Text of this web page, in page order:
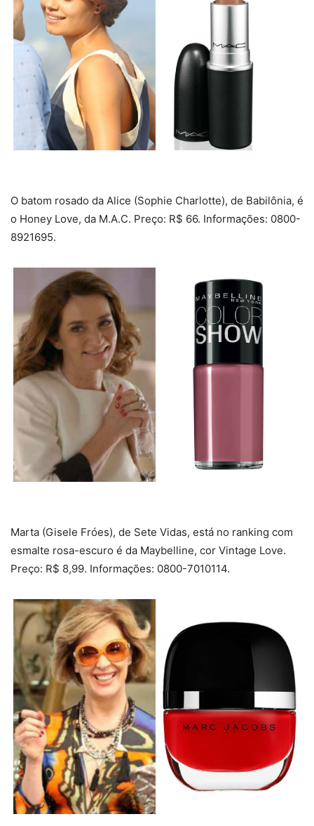
O batom rosado da Alice (Sophie Charlotte), de Babilônia, é
o Honey Love, da M.A.C. Preço: R$ 66. Informações: 0800-
8921695.
Marta (Gisele Fróes), de Sete Vidas, está no ranking com
esmalte rosa-escuro é da Maybelline, cor Vintage Love.
Preço: R$ 8,99. Informações: 0800-7010114.